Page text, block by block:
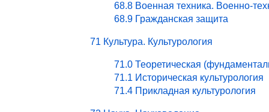
68.8 Военная техника. Военно-
68.9 Гражданская защита
71 Культура. Культурология
71.0 Теоретическая
71.1 Историческая культурология
71.4 Прикладная культурология